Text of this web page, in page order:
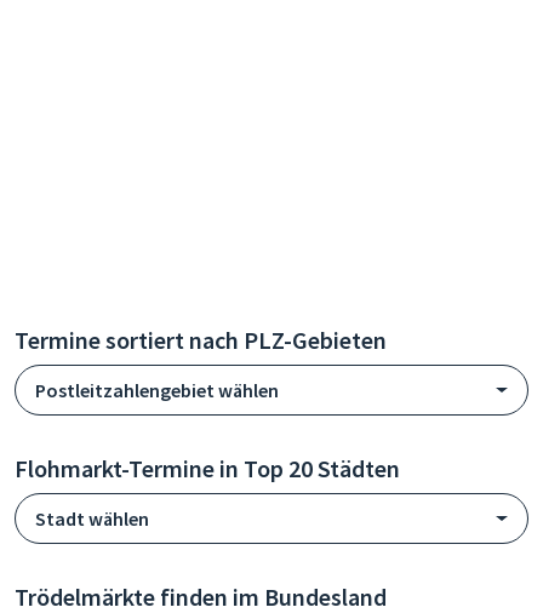
Termine sortiert nach PLZ-Gebieten
Postleitzahlengebiet wählen
Flohmarkt-Termine in Top 20 Städten
Stadt wählen
Trödelmärkte finden im Bundesland